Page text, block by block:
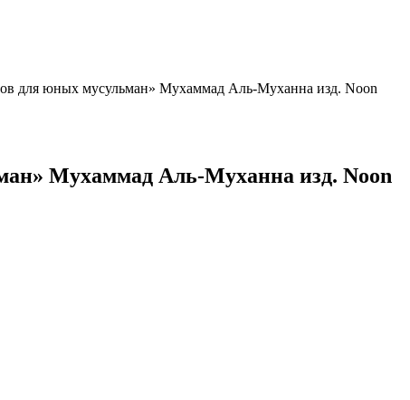
для юных мусульман» Мухаммад Аль-Муханна изд. Noon
Мухаммад Аль-Муханна изд. Noon